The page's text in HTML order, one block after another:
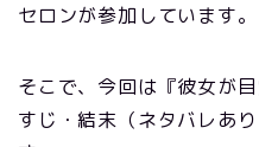
セロンが参加しています。
そこで、今回は『彼女が
すじ・結末（ネタバレあ